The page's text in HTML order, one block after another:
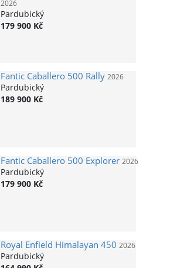
2026
Pardubický
179 900 Kč
Fantic Caballero 500 Rally 2026
Pardubický
189 900 Kč
Fantic Caballero 500 Explorer 2026
Pardubický
179 900 Kč
Royal Enfield Himalayan 450 2026
Pardubický